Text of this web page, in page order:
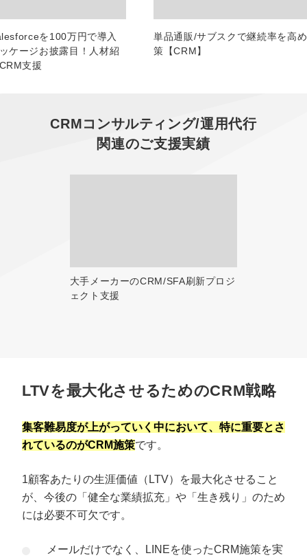
常勤監査役
内部監査室長
を100万円で導入
ケージお披露目！人材紹
支援
単品通販/サブスクで継続率を高
策【CRM】
CRMコンサルティング/運用代行
関連のご支援実績
大手メーカーのCRM/SFA刷新プロジ
ェクト支援
LTVを最大化させるためのCRM戦略
集客難易度が上がっていく中において、特に重要とさ
れているのがCRM施策です。
1顧客あたりの生涯価値（LTV）を最大化させること
が、今後の「健全な業績拡充」や「生き残り」のため
には必要不可欠です。
メールだけでなく、LINEを使ったCRM施策を実